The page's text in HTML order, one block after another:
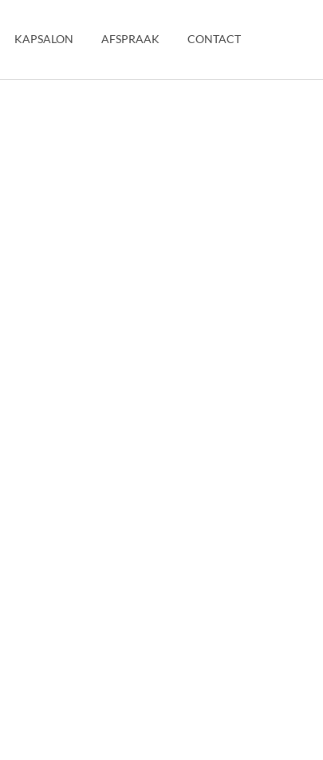
KAPSALON AFSPRAAK CONTACT